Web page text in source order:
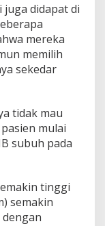
didapat di
mereka
memilih
sekedar
tidak mau
mulai
subuh pada
tinggi
semakin